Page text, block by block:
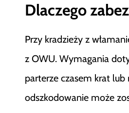
Dlaczego
Przy kradzieży z
z OWU. Wymagania
parterze czasem krat lub
odszkodowanie może